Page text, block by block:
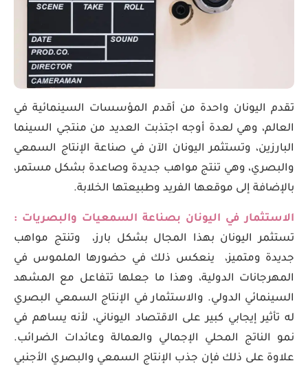
تقدم اليونان واحدة من أقدم المؤسسات السينمائية في
العالم، وهي لعدة أوجه اجتذبت العديد من منتجي السينما
البارزين، وتستثمر اليونان الآن في صناعة الإنتاج السمعي
والبصري، وهي تنتج مواهب جديدة وصاعدة بشكل مستمر،
بالإضافة إلى موقعها الفريد وطبيعتها الخلابة.
الاستثمار في اليونان بصناعة السمعيات والبصريات :
تستثمر اليونان بهذا المجال بشكل بارز، وتنتج مواهب
جديدة ومتميز، ينعكس ذلك في حضورها الملموس في
المهرجانات الدولية، وهذا ما جعلها تتفاعل مع المشهد
السينمائي الدولي. والاستثمار في الإنتاج السمعي البصري
له تأثير إيجابي كبير على الاقتصاد اليوناني، لأنه يساهم في
نمو الناتج المحلي الإجمالي والعمالة وعائدات الضرائب.
علاوة على ذلك فإن جذب الإنتاج السمعي والبصري الأجنبي